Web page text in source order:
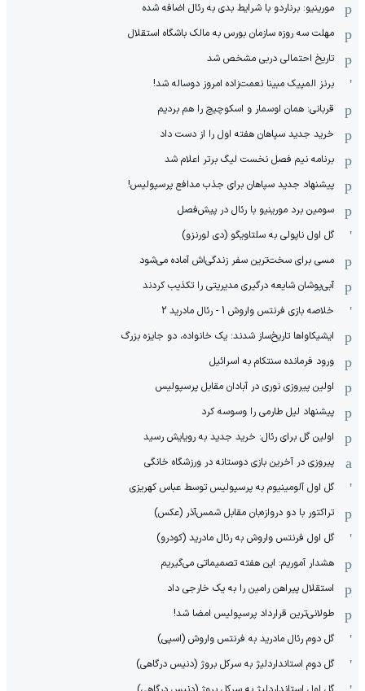
مورینیو: برناردو با شرایط بدی به رئال اضافه شده
مهلت سه روزه سازمان بورس به مالک باشگاه استقلال
تاریخ احتمالی دربی مشخص شد
برنز المپیک مبینا نعمت‌زاده امروز دوساله شد!
قربانی: همان اوسمار و اسکوچیچ را هم بردیم
خرید جدید سپاهان هفته اول را از دست داد
برنامه نیم فصل نخست لیگ برتر اعلام شد
پیشنهاد جدید سپاهان برای جذب مدافع پرسپولیس!
سومین برد مورینیو با رئال در پیش‌فصل
گل اول ناپولی به سلتاویگو (دی لورنزو)
مسی برای سخت‌ترین سفر زندگی‌اش آماده می‌شود
آبی‌پوشان شایعه درگیری مدیریتی را تکذیب کردند
خلاصه بازی فرنتس واروش 1 - رئال مادرید 2
ایشیکاوا‌ها تاریخ‌ساز شدند: یک خانواده، دو جایزه بزرگ
ورود فرمانده سنتکام به اسرائیل
اولین پیروزی نوری در آبادان مقابل پرسپولیس
پیشنهاد لیل طارمی را وسوسه کرد
اولین گل برای رئال: خرید جدید به رویایش رسید
پیروزی در آخرین بازی دوستانه در ورزشگاه خانگی
گل اول آلومینیوم به پرسپولیس توسط عباس کهریزی
تراکتور با دو دروازه‌بان مقابل شمس‌آذر (عکس)
گل اول فرنتس واروش به رئال مادرید (کودرو)
هشدار آموریم: این هفته تصمیماتی می‌گیریم
استقلال پیراهن رامین را به یک خارجی داد
طولانی‌ترین قرارداد پرسپولیس امضا شد!
گل دوم رئال مادرید به فرنتس واروش (اسپی)
گل دوم استانداردلیژ به سرکل بروژ (دنیس درگاهی)